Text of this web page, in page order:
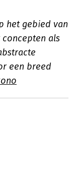
het gebied van
als
een breed